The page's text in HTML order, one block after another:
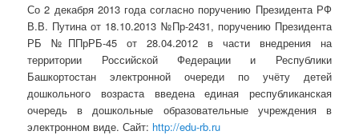
Со 2 декабря 2013 года согласно поручению Президента РФ
В.В. Путина от 18.10.2013 №Пр-2431, поручению Президента
РБ №ППрРБ-45 от 28.04.2012 в части внедрения на
территории Российской Федерации и Республики
Башкортостан электронной очереди по учёту детей
дошкольного возраста введена единая республиканская
очередь в дошкольные образовательные учреждения в
электронном виде. Сайт: http://edu-rb.ru